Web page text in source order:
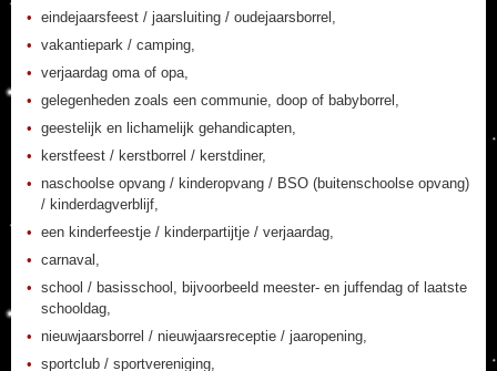
eindejaarsfeest / jaarsluiting / oudejaarsborrel,
vakantiepark / camping,
verjaardag oma of opa,
gelegenheden zoals een communie, doop of babyborrel,
geestelijk en lichamelijk gehandicapten,
kerstfeest / kerstborrel / kerstdiner,
naschoolse opvang / kinderopvang / BSO (buitenschoolse opvang)
/ kinderdagverblijf,
een kinderfeestje / kinderpartijtje / verjaardag,
carnaval,
school / basisschool, bijvoorbeeld meester- en juffendag of laatste
schooldag,
nieuwjaarsborrel / nieuwjaarsreceptie / jaaropening,
sportclub / sportvereniging,